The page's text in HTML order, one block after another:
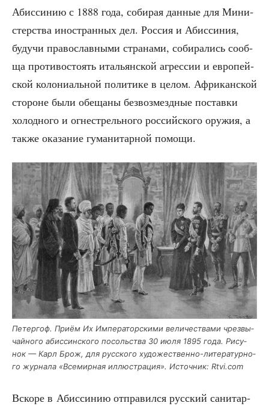
Абис­си­нию с 1888 года, соби­рая дан­ные для Мини­
стер­ства ино­стран­ных дел. Рос­сия и Абис­си­ния,
будучи пра­во­слав­ны­ми стра­на­ми, соби­ра­лись сооб­
ща про­ти­во­сто­ять ита­льян­ской агрес­сии и евро­пей­
ской коло­ни­аль­ной поли­ти­ке в целом. Афри­кан­ской
сто­роне были обе­ща­ны без­воз­мезд­ные постав­ки
холод­но­го и огне­стрель­но­го рос­сий­ско­го ору­жия, а
так­же ока­за­ние гума­ни­тар­ной помощи.
Петер­гоф. При­ём Их Импе­ра­тор­ски­ми вели­че­ства­ми чрез­вы­
чай­но­го абис­син­ско­го посоль­ства 30 июля 1895 года. Рису­
нок — Карл Брож, для рус­ско­го худо­же­ствен­но-лите­ра­тур­но­
го жур­на­ла «Все­мир­ная иллю­стра­ция». Источ­ник: Rtvi.com
Вско­ре в Абис­си­нию отпра­вил­ся рус­ский сани­тар­